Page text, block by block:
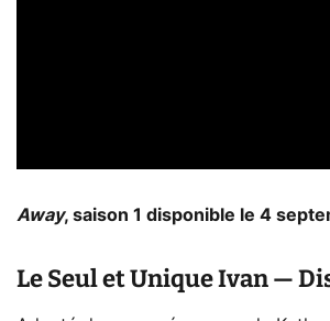
Away, saison 1 disponible le 4
Le Seul et Unique Ivan —